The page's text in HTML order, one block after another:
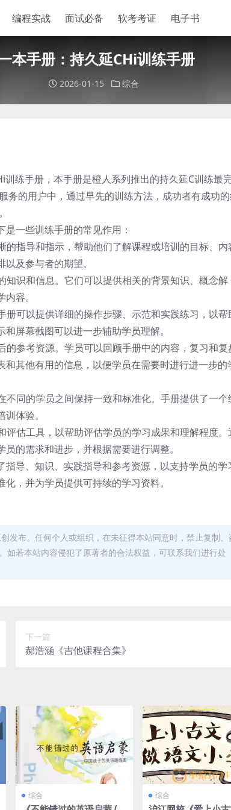
编程实战 面试必备 软考考证 电子书
本手册：持久延CHi训练手册
2026-01-15 综合
练手册，本手册是橙人系列推出的持久延C训练最
务的用户中，通过早先的训练方法，成功者有成功
一些训练手册的常见作用：
指导和指示，帮助他们了解课程或培训的目标、内
及参与者的期望。
识和信息。它们可以提供相关的背景知识、概念解
容。
可以提供详细的操作步骤、示范和实践练习，以帮
屏幕截图可以进一步辅助学员理解。
参考资源。学员可以回顾手册中的内容，复习和复
其他有用的信息，以便学员在需要时进行进一步的
同的学员之间保持一致和标准化。手册提供了一个
体验。
估工具，以帮助评估学员的学习成果和理解程度。
的需求和进步，并根据需要进行调整。
导、知识、实践指导和参考资源，以支持学员的学
，并为学员提供可持续的学习资料。
发布。任何个人或组织，在未征得本站同意时，禁止复制、
如若本站内容侵犯了原著者的合法权益，可联系我们进行处
下一篇
郝浩涵《吉他课程合集》
综合 综合